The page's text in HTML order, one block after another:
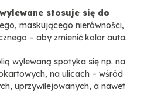
stosuje się do
maskującego nierówności,
– aby zmienić kolor auta.
wylewaną spotyka się np. na
na ulicach – wśród
uprzywilejowanych, a nawet